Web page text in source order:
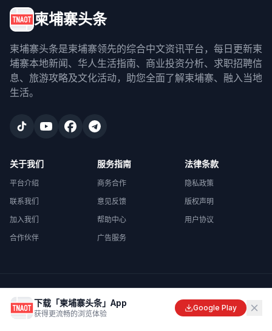
柬埔寨头条
柬埔寨头条是柬埔寨领先的综合中文资讯平台，每日更新柬
埔寨本地新闻、华人生活指南、商业投资分析、求职招聘信
息、旅游攻略及文化活动，助您全面了解柬埔寨、融入当地
生活。
关于我们
平台介绍
联系我们
加入我们
合作伙伴
服务指南
商务合作
意见反馈
帮助中心
广告服务
法律条款
隐私政策
版权声明
用户协议
Made with
in Cambodia
下载「柬埔寨头条」App
获得更流畅的浏览体验
Google Play